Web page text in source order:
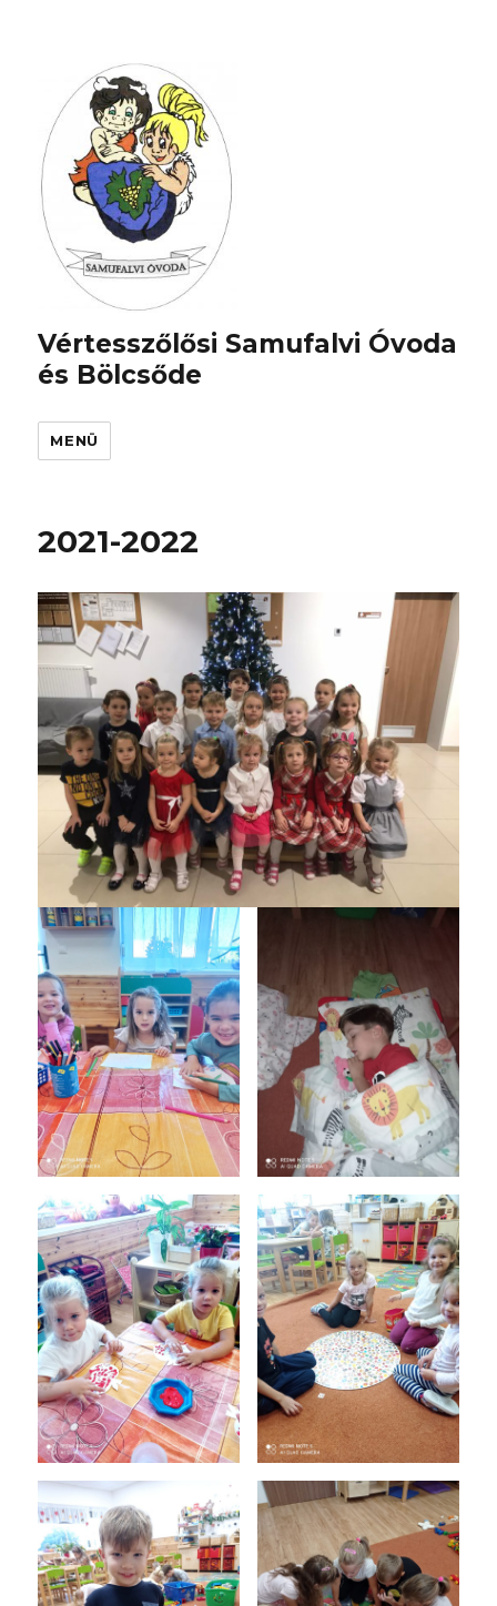
Vértesszőlősi Samufalvi Óvoda
és Bölcsőde
MENÜ
2021-2022